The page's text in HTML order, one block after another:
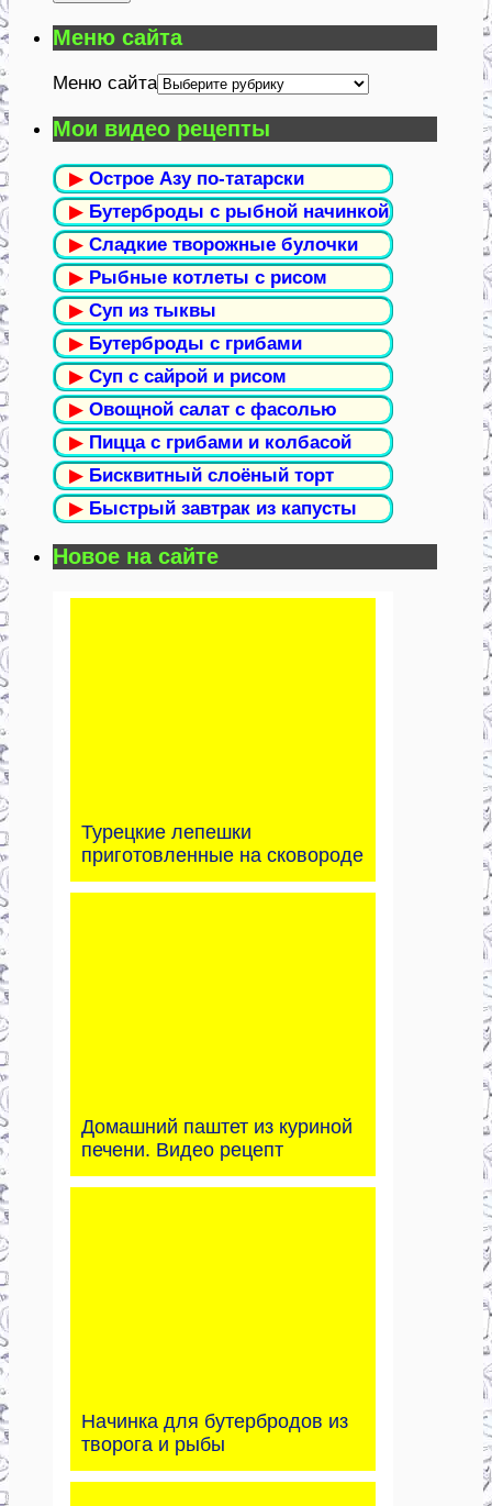
Меню сайта
Меню сайта
Мои видео рецепты
▶ Острое Азу по-татарски
▶ Бутерброды с рыбной начинкой
▶ Сладкие творожные булочки
▶ Рыбные котлеты с рисом
▶ Суп из тыквы
▶ Бутерброды с грибами
▶ Суп с сайрой и рисом
▶ Овощной салат с фасолью
▶ Пицца с грибами и колбасой
▶ Бисквитный слоёный торт
▶ Быстрый завтрак из капусты
Новое на сайте
Турецкие лепешки
приготовленные на сковороде
Домашний паштет из куриной
печени. Видео рецепт
Начинка для бутербродов из
творога и рыбы